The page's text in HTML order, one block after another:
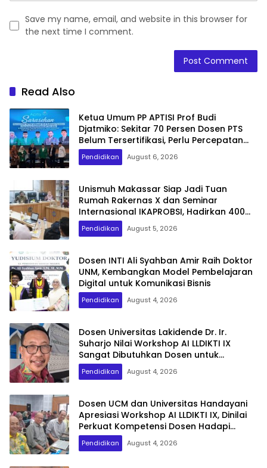
Save my name, email, and website in this browser for
the next time I comment.
Read Also
Ketua Umum PP APTISI Prof Budi
Djatmiko: Sekitar 70 Persen Dosen PTS
Belum Tersertifikasi, Perlu Percepatan
Serdos
Pendidikan August 6, 2026
Unismuh Makassar Siap Jadi Tuan
Rumah Rakernas X dan Seminar
Internasional IKAPROBSI, Hadirkan 400
Peserta dari Dalam dan Luar Negeri
Pendidikan August 5, 2026
Dosen INTI Ali Syahban Amir Raih Doktor
UNM, Kembangkan Model Pembelajaran
Digital untuk Komunikasi Bisnis
Pendidikan August 4, 2026
Dosen Universitas Lakidende Dr. Ir.
Suharjo Nilai Workshop AI LLDIKTI IX
Sangat Dibutuhkan Dosen untuk
Publikasi Internasional
Pendidikan August 4, 2026
Dosen UCM dan Universitas Handayani
Apresiasi Workshop AI LLDIKTI IX, Dinilai
Perkuat Kompetensi Dosen Hadapi
Transformasi Digital
Pendidikan August 4, 2026